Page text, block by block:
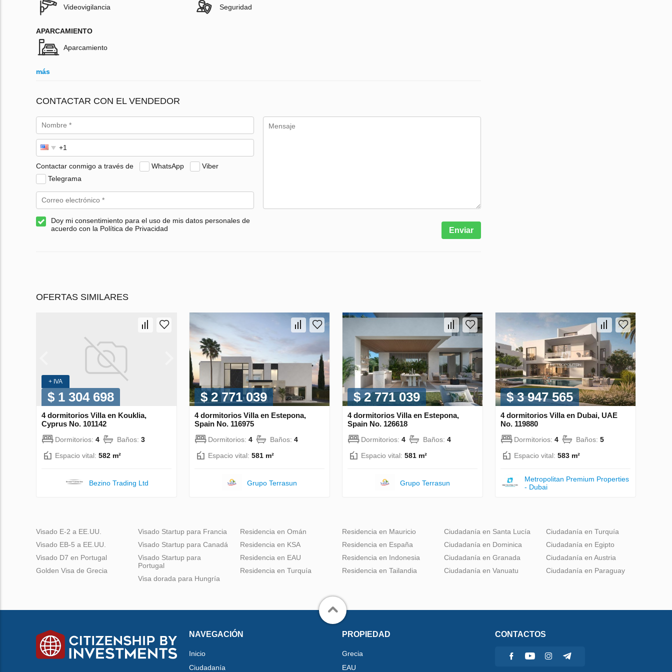
Videovigilancia Seguridad
APARCAMIENTO
Aparcamiento
más
CONTACTAR CON EL VENDEDOR
Contactar conmigo a través de WhatsApp
Viber
Telegrama
Doy mi consentimiento para el uso de mis datos personales de
acuerdo con la Política de Privacidad
Enviar
OFERTAS SIMILARES
+ IVA
$ 1 304 698
4 dormitorios Villa en Kouklia,
Cyprus No. 101142
Dormitorios: 4 Baños: 3
Espacio vital: 582 m²
Bezino Trading Ltd
$ 2 771 039
4 dormitorios Villa en Estepona,
Spain No. 116975
Dormitorios: 4 Baños: 4
Espacio vital: 581 m²
Grupo Terrasun
$ 2 771 039
4 dormitorios Villa en Estepona,
Spain No. 126618
Dormitorios: 4 Baños: 4
Espacio vital: 581 m²
Grupo Terrasun
$ 3 947 565
4 dormitorios Villa en Dubai, UAE
No. 119880
Dormitorios: 4 Baños: 5
Espacio vital: 583 m²
Metropolitan Premium Properties
- Dubai
Visado E-2 a EE.UU.
Visado EB-5 a EE.UU.
Visado D7 en Portugal
Golden Visa de Grecia
Visado Startup para Francia
Visado Startup para Canadá
Visado Startup para
Portugal
Visa dorada para Hungría
Residencia en Omán
Residencia en KSA
Residencia en EAU
Residencia en Turquía
Residencia en Mauricio
Residencia en España
Residencia en Indonesia
Residencia en Tailandia
Ciudadanía en Santa Lucía
Ciudadanía en Dominica
Ciudadanía en Granada
Ciudadanía en Vanuatu
Ciudadanía en Turquía
Ciudadanía en Egipto
Ciudadanía en Austria
Ciudadanía en Paraguay
NAVEGACIÓN
Inicio
Ciudadanía
PROPIEDAD
Grecia
EAU
CONTACTOS